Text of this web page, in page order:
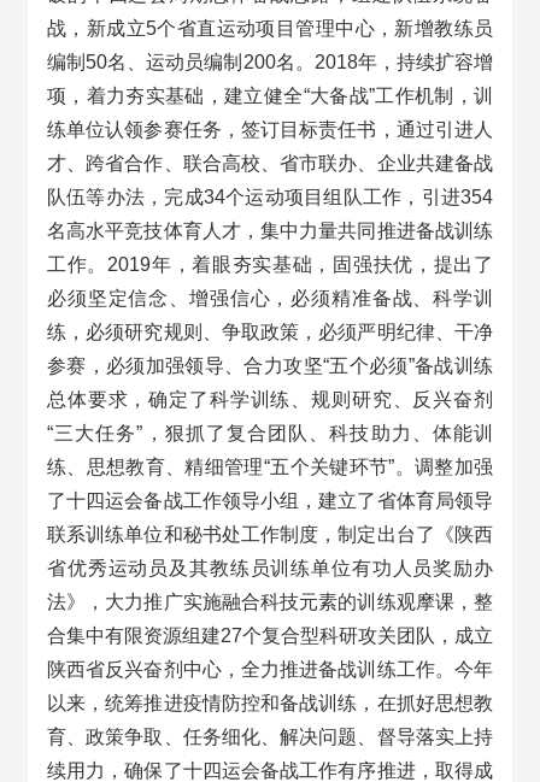
战，新成立5个省直运动项目管理中心，新增教练员
编制50名、运动员编制200名。2018年，持续扩容增
项，着力夯实基础，建立健全“大备战”工作机制，训
练单位认领参赛任务，签订目标责任书，通过引进人
才、跨省合作、联合高校、省市联办、企业共建备战
队伍等办法，完成34个运动项目组队工作，引进354
名高水平竞技体育人才，集中力量共同推进备战训练
工作。2019年，着眼夯实基础，固强扶优，提出了
必须坚定信念、增强信心，必须精准备战、科学训
练，必须研究规则、争取政策，必须严明纪律、干净
参赛，必须加强领导、合力攻坚“五个必须”备战训练
总体要求，确定了科学训练、规则研究、反兴奋剂
“三大任务”，狠抓了复合团队、科技助力、体能训
练、思想教育、精细管理“五个关键环节”。调整加强
了十四运会备战工作领导小组，建立了省体育局领导
联系训练单位和秘书处工作制度，制定出台了《陕西
省优秀运动员及其教练员训练单位有功人员奖励办
法》，大力推广实施融合科技元素的训练观摩课，整
合集中有限资源组建27个复合型科研攻关团队，成立
陕西省反兴奋剂中心，全力推进备战训练工作。今年
以来，统筹推进疫情防控和备战训练，在抓好思想教
育、政策争取、任务细化、解决问题、督导落实上持
续用力，确保了十四运会备战工作有序推进，取得成